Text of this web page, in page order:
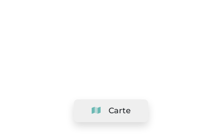
Carte